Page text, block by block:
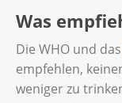
Was
Die WHO und das
empfehlen,
weniger zu